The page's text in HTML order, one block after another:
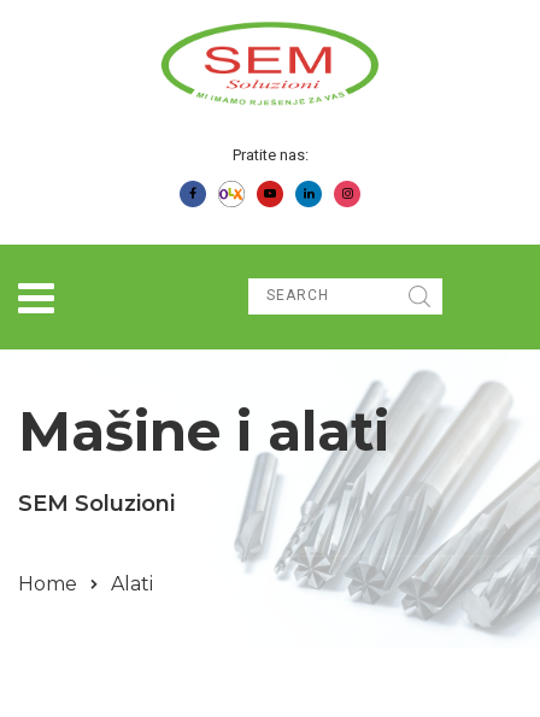
Pratite nas:
Mašine i alati
SEM Soluzioni
Home Alati